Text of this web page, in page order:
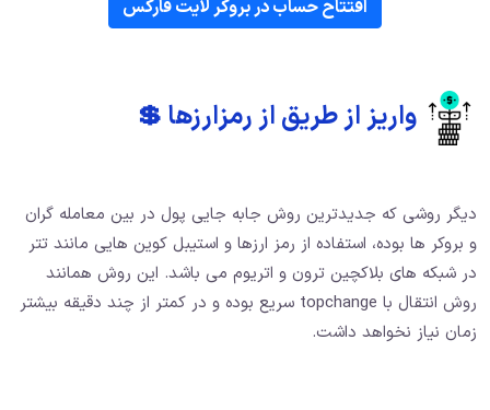
افتتاح حساب در بروکر لایت فارکس
واریز از طریق از رمزارزها 💲
دیگر روشی که جدیدترین روش جابه جایی پول در بین معامله گران
و بروکر ها بوده، استفاده از رمز ارزها و استیبل کوین هایی مانند تتر
در شبکه های بلاکچین ترون و اتریوم می باشد. این روش همانند
روش انتقال با topchange سریع بوده و در کمتر از چند دقیقه بیشتر
زمان نیاز نخواهد داشت.